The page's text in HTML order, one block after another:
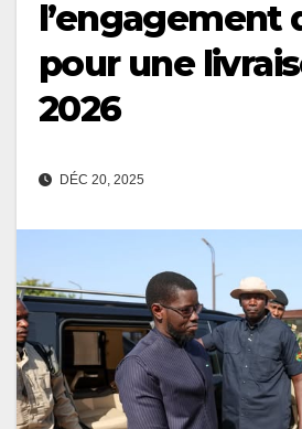
l’engagement
pour une
2026
DÉC 20, 2025